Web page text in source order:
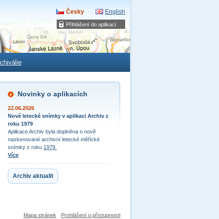
Přihlášení do aplikací
Česky English
Novinky o aplikacích
22.06.2026
Nové letecké snímky v aplikaci Archiv z
roku 1979
Aplikace Archiv byla doplněna o nově
naskenované archivní letecké měřické
snímky z roku 1979.
Více
Archiv aktualit
Mapa stránek Prohlášení o přístupnosti